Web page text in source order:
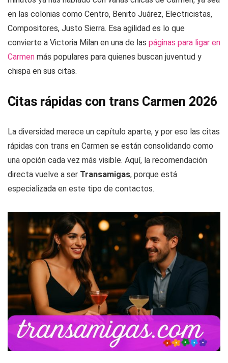
en las colonias como Centro, Benito Juárez, Electricistas,
Compositores, Justo Sierra. Esa agilidad es lo que
convierte a Victoria Milan en una de las páginas para ligar en
Carmen más populares para quienes buscan juventud y
chispa en sus citas.
Citas rápidas con trans Carmen 2026
La diversidad merece un capítulo aparte, y por eso las citas
rápidas con trans en Carmen se están consolidando como
una opción cada vez más visible. Aquí, la recomendación
directa vuelve a ser Transamigas, porque está
especializada en este tipo de contactos.